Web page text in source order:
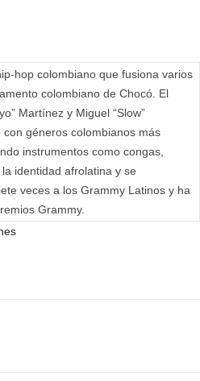
hop colombiano que fusiona varios
colombiano de Chocó. El
Martínez y Miguel “Slow”
géneros colombianos más
instrumentos como congas,
identidad afrolatina y se
veces a los Grammy Latinos y ha
Grammy.